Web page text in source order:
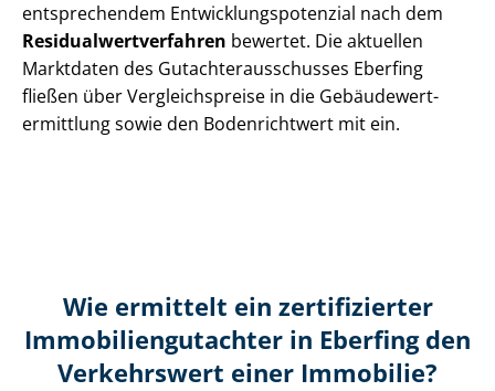
entsprechendem Ent­wick­lungs­po­ten­zi­al nach dem
Re­si­du­al­wert­ver­fah­ren bewertet. Die aktuellen
Marktdaten des Gut­ach­ter­aus­schus­ses Eberfing
fließen über Ver­gleichs­prei­se in die Ge­bäu­de­wert­
ermitt­lung sowie den Bodenrichtwert mit ein.
Wie ermittelt ein zertifizierter
Immobilien­gutachter in Eberfing den
Verkehrswert einer Immobilie?